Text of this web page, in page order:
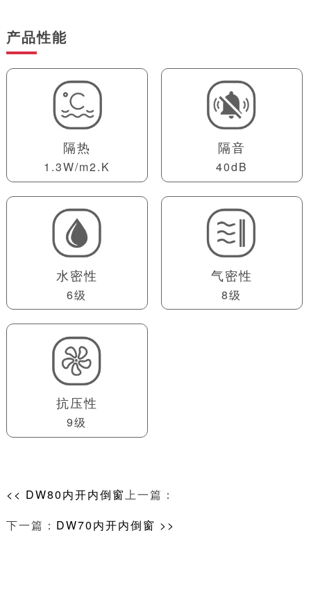
产品性能
隔热
1.3W/m2.K
隔音
40dB
水密性
6级
气密性
8级
抗压性
9级
上一篇：
<< DW80内开内倒窗
下一篇： DW70内开内倒窗 >>